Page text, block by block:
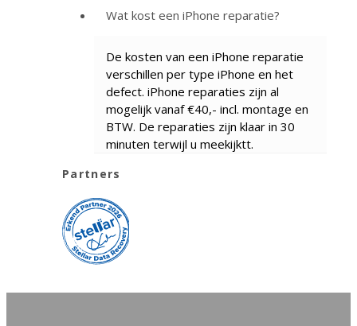
Wat kost een iPhone reparatie?
De kosten van een iPhone reparatie
verschillen per type iPhone en het
defect. iPhone reparaties zijn al
mogelijk vanaf €40,- incl. montage en
BTW. De reparaties zijn klaar in 30
minuten terwijl u meekijktt.
Partners